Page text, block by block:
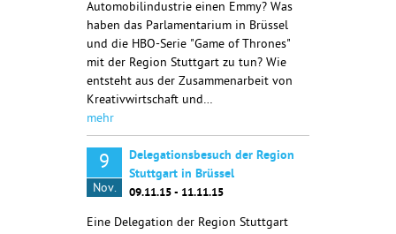
Automobilindustrie einen Emmy? Was
haben das Parlamentarium in Brüssel
und die HBO-Serie "Game of Thrones"
mit der Region Stuttgart zu tun? Wie
entsteht aus der Zusammenarbeit von
Kreativwirtschaft und…
mehr
9
Nov.
Delegationsbesuch der Region
Stuttgart in Brüssel
09.11.15 - 11.11.15
Eine Delegation der Region Stuttgart